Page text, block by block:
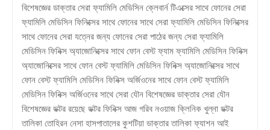
বিশেষজ্ঞের ডাক্তার সেরা ফ্যামিলি মেডিসিন ক্লেবার্ন টিএক্সের সাথে ফোনের সেরা
ফ্যামিলি মেডিসিন ফিনিক্সের সাথে ফোনের সাথে সেরা ফ্যামিলি মেডিসিন ফিনিক্সের
সাথে ফোনের সেরা যত্নের জন্য ফোনের সেরা পাঠের জন্য সেরা ফ্যামিলি
মেডিসিন ফিনিক্স অ্যাজোনিক্সের সাথে ফোন বেস্ট ফ্যাম ফ্যামিলি মেডিসিন ফিনিক্স
অ্যাজোনিক্সের সাথে ফোন বেস্ট ফ্যামিলি মেডিসিন ফিনিক্স অ্যাজোনিক্সের সাথে
ফোন বেস্ট ফ্যামিলি মেডিসিন ফিনিক্স অর্জিওনের সাথে ফোন বেস্ট ফ্যামিলি
মেডিসিন ফিনিক্স অর্জিওনের সাথে সেরা যৌন বিশেষজ্ঞের ডাক্তার সেরা যৌন
বিশেষজ্ঞের ডক্টর রয়েছে ডক্টর ফিনিক্স আজ গরিব নওয়াজ ক্লিনিক খুল্না ডক্টর
তালিকা তোহিরন নেসা হাসপাতালের কুশটিয়া ডাক্তার তালিকা ফ্যাশন আই